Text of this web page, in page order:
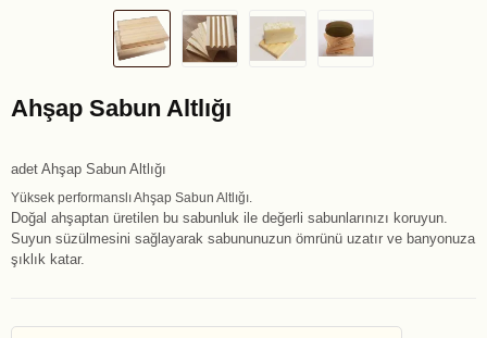
Ahşap Sabun Altlığı
adet Ahşap Sabun Altlığı
Yüksek performanslı Ahşap Sabun Altlığı.
Doğal ahşaptan üretilen bu sabunluk ile değerli sabunlarınızı koruyun.
Suyun süzülmesini sağlayarak sabununuzun ömrünü uzatır ve banyonuza
şıklık katar.